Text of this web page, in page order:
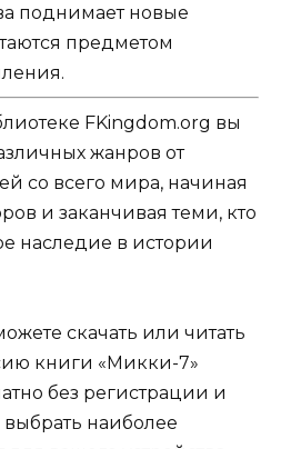
поднимает новые
предметом
FKingdom.org вы
жанров от
со всего мира, начиная
и заканчивая теми, кто
наследие в истории
скачать или читать
книги «Микки-7»
без регистрации и
наиболее